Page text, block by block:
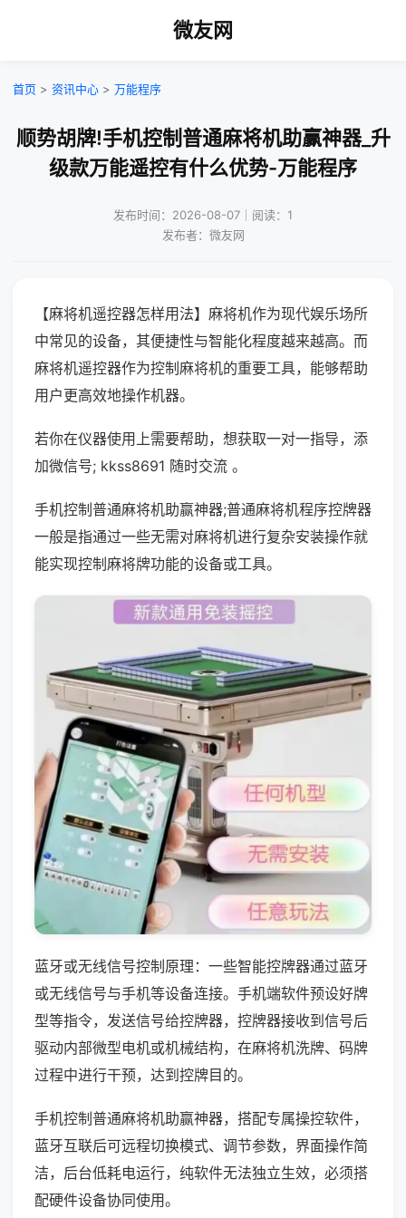
微友网
首页 > 资讯中心 > 万能程序
顺势胡牌!手机控制普通麻将机助赢神器_升
级款万能遥控有什么优势-万能程序
发布时间：2026-08-07｜阅读：1
发布者：微友网
【麻将机遥控器怎样用法】麻将机作为现代娱乐场所
中常见的设备，其便捷性与智能化程度越来越高。而
麻将机遥控器作为控制麻将机的重要工具，能够帮助
用户更高效地操作机器。
若你在仪器使用上需要帮助，想获取一对一指导，添
加微信号; kkss8691 随时交流 。
手机控制普通麻将机助赢神器;普通麻将机程序控牌器
一般是指通过一些无需对麻将机进行复杂安装操作就
能实现控制麻将牌功能的设备或工具。
蓝牙或无线信号控制原理：一些智能控牌器通过蓝牙
或无线信号与手机等设备连接。手机端软件预设好牌
型等指令，发送信号给控牌器，控牌器接收到信号后
驱动内部微型电机或机械结构，在麻将机洗牌、码牌
过程中进行干预，达到控牌目的。
手机控制普通麻将机助赢神器，搭配专属操控软件，
蓝牙互联后可远程切换模式、调节参数，界面操作简
洁，后台低耗电运行，纯软件无法独立生效，必须搭
配硬件设备协同使用。